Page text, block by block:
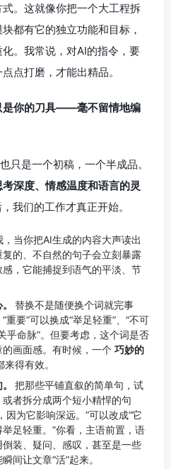
。这就像你把一个大工程拆
都有它的独立功能和目标，
。我常说，对AI的指令，要
点打磨，才能出精品。
是你的刀具——毫不留情地编
只是一个初稿，一个半成品。
考深度、情感温度和语言的灵
我们的工作才真正开始。
，当你把AI生成的内容大声读出
的、不自然的句子会立刻暴露
，它能捕捉到语气的平淡、节
替换不是随便换个词就完事
重要”可以换成“举足轻重”、“不可
乎命脉”。但要考虑，这个词是否
画面感。有时候，一个 巧妙的
来得有效。
把那些平铺直叙的简单句，试
者拆分成两个短小精悍的句
因为它影响深远。”可以改成“它
足轻重。”你看，主语前置，语
装、疑问、感叹，甚至是一些
间让文章“活”起来。